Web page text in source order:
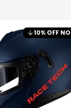
10% OFF